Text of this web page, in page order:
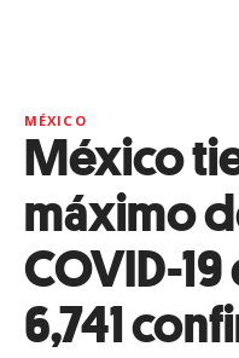
MÉXICO
México
máximo
COVID-
6,741